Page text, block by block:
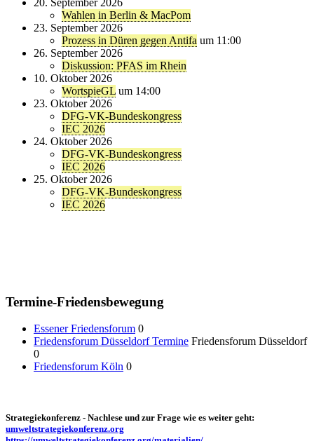
Wahlen in Berlin & MacPom
23. September 2026
Prozess in Düren gegen Antifa um 11:00
26. September 2026
Diskussion: PFAS im Rhein
10. Oktober 2026
WortspieGL um 14:00
23. Oktober 2026
DFG-VK-Bundeskongress
IEC 2026
24. Oktober 2026
DFG-VK-Bundeskongress
IEC 2026
25. Oktober 2026
DFG-VK-Bundeskongress
IEC 2026
Termine-Friedensbewegung
Essener Friedensforum 0
Friedensforum Düsseldorf Termine Friedensforum Düsseldorf
0
Friedensforum Köln 0
Strategiekonferenz - Nachlese und zur Frage wie es weiter geht:
umweltstrategiekonferenz.org